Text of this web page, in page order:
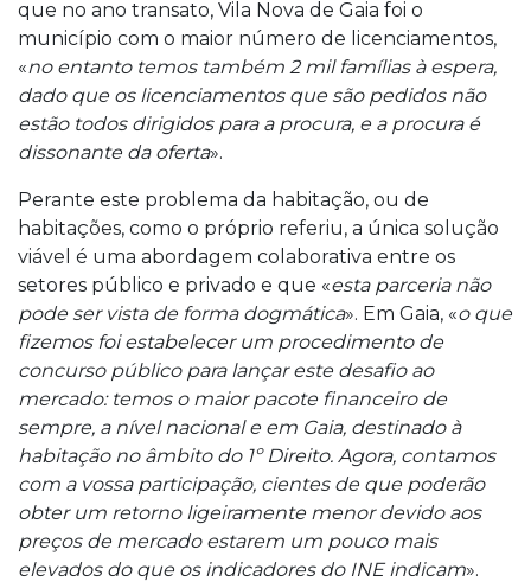
que no ano transato, Vila Nova de Gaia foi o
município com o maior número de licenciamentos,
«no entanto temos também 2 mil famílias à espera,
dado que os licenciamentos que são pedidos não
estão todos dirigidos para a procura, e a procura é
dissonante da oferta».
Perante este problema da habitação, ou de
habitações, como o próprio referiu, a única solução
viável é uma abordagem colaborativa entre os
setores público e privado e que «esta parceria não
pode ser vista de forma dogmática». Em Gaia, «o que
fizemos foi estabelecer um procedimento de
concurso público para lançar este desafio ao
mercado: temos o maior pacote financeiro de
sempre, a nível nacional e em Gaia, destinado à
habitação no âmbito do 1º Direito. Agora, contamos
com a vossa participação, cientes de que poderão
obter um retorno ligeiramente menor devido aos
preços de mercado estarem um pouco mais
elevados do que os indicadores do INE indicam».